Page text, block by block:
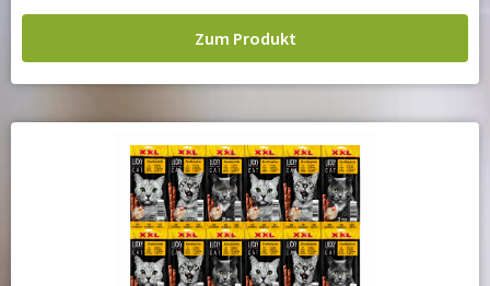
Zum Produkt